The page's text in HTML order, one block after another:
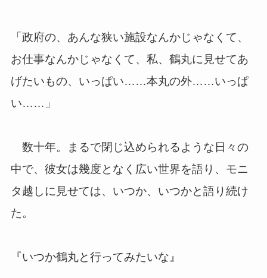
「政府の、あんな狭い施設なんかじゃなくて、
お仕事なんかじゃなくて、私、鶴丸に見せてあ
げたいもの、いっぱい……本丸の外……いっぱ
い……」
数十年。まるで閉じ込められるような日々の
中で、彼女は幾度となく広い世界を語り、モニ
タ越しに見せては、いつか、いつかと語り続け
た。
『いつか鶴丸と行ってみたいな』